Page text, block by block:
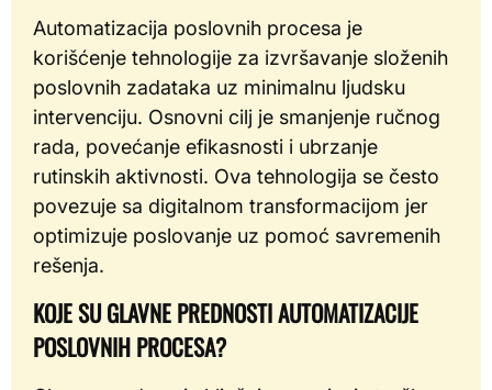
Automatizacija poslovnih procesa je
korišćenje tehnologije za izvršavanje složenih
poslovnih zadataka uz minimalnu ljudsku
intervenciju. Osnovni cilj je smanjenje ručnog
rada, povećanje efikasnosti i ubrzanje
rutinskih aktivnosti. Ova tehnologija se često
povezuje sa digitalnom transformacijom jer
optimizuje poslovanje uz pomoć savremenih
rešenja.
KOJE SU GLAVNE PREDNOSTI AUTOMATIZACIJE
POSLOVNIH PROCESA?